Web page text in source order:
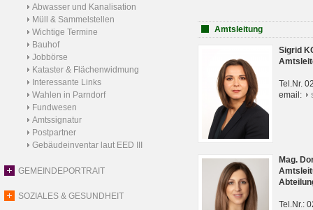
Abwasser und Kanalisation
Müll & Sammelstellen
Wichtige Termine
Bauhof
Jobbörse
Kataster & Flächenwidmung
Interessante Links
Wahlen in Parndorf
Fundwesen
Amtssignatur
Postpartner
Gebäudeinventar laut EED III
GEMEINDEPORTRAIT
SOZIALES & GESUNDHEIT
Amtsleitung
Sigrid
Tel.Nr.
email:
Mag.
Tel.Nr.: